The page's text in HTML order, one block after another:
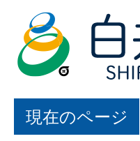
現在のページ